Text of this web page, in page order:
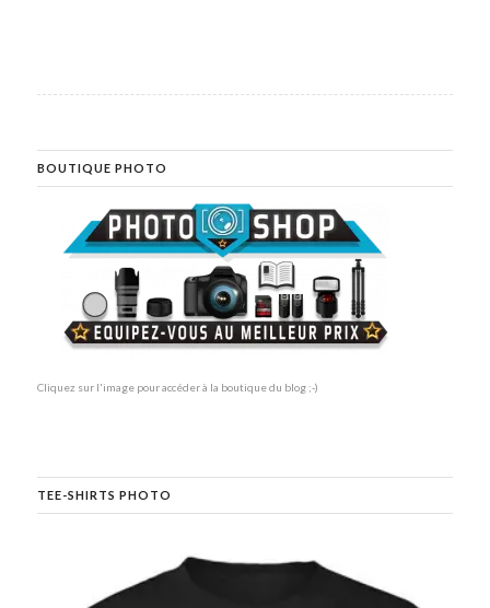
BOUTIQUE PHOTO
Cliquez sur l'image pour accéder à la boutique du blog ;-)
TEE-SHIRTS PHOTO